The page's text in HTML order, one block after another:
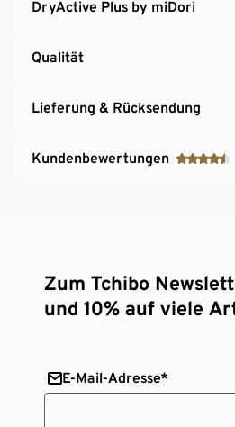
DryActive Plus by miDori
Qualität
Lieferung & Rücksendung
Kundenbewertungen
Zum Tchibo
und 10% auf viele
E-Mail-Adresse*